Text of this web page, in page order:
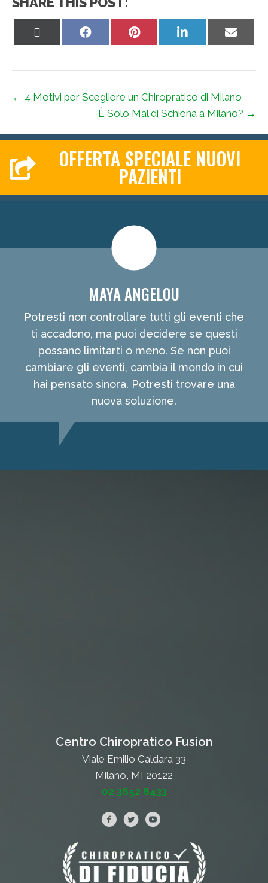
Share
Share
Share
Share
← 4 Motivi per Scegliere un Chiropratico di Milano
È Solo Mal di Schiena a Milano? →
OFFERTA SPECIALE NUOVI
PAZIENTI
MAYA ANGELOU
Potresti non controllare tutti gli eventi che
ti accadono, ma puoi decidere se questi
possano limitarti o meno. Se non puoi
cambiare gli eventi, cambia il mondo in cui
hai pensato sinora. Potresti trovare una
nuova soluzione.
Centro Chiropratico Fusion
Viale Emilio Caldara 33
Milano, MI 20122
02 3652 8433